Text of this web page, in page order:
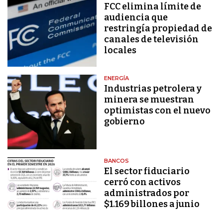
FCC elimina límite de
audiencia que
restringía propiedad de
canales de televisión
locales
ENERGÍA
Industrias petrolera y
minera se muestran
optimistas con el nuevo
gobierno
BANCOS
El sector fiduciario
cerró con activos
administrados por
$1.169 billones a junio